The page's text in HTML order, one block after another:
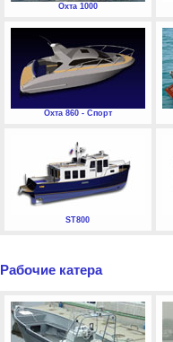
Охта 1000
Охта 860 - Спорт
ST800
Рабочие катера